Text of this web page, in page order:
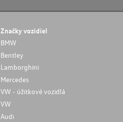
Značky vozidiel
BMW
Bentley
Lamborghini
Mercedes
VW - úžitkové vozidlá
VW
Audi